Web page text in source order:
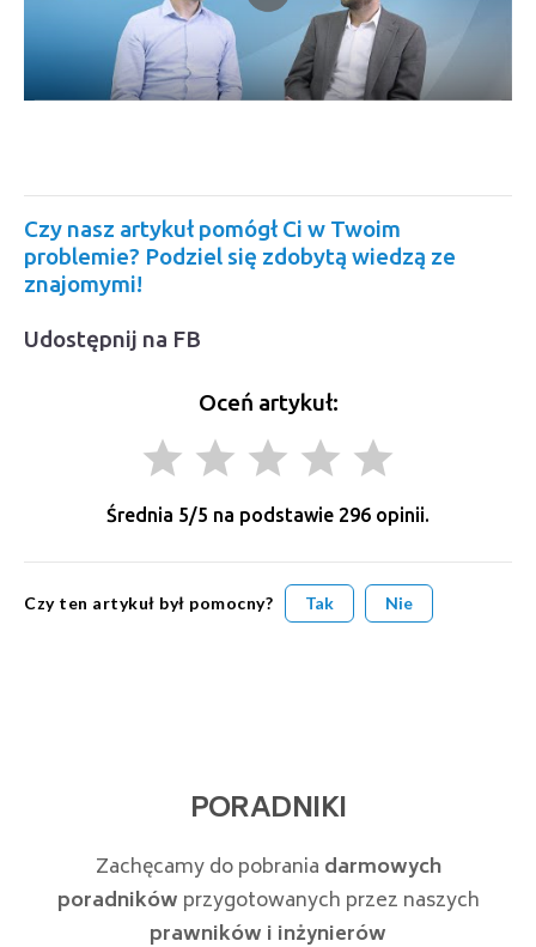
Czy nasz artykuł pomógł Ci w Twoim
problemie? Podziel się zdobytą wiedzą ze
znajomymi!
Udostępnij na FB
Oceń artykuł:
grade grade grade grade grade
Średnia 5/5 na podstawie 296 opinii.
Czy ten artykuł był pomocny? Tak Nie
PORADNIKI
Zachęcamy do pobrania darmowych
poradników przygotowanych przez naszych
prawników i inżynierów